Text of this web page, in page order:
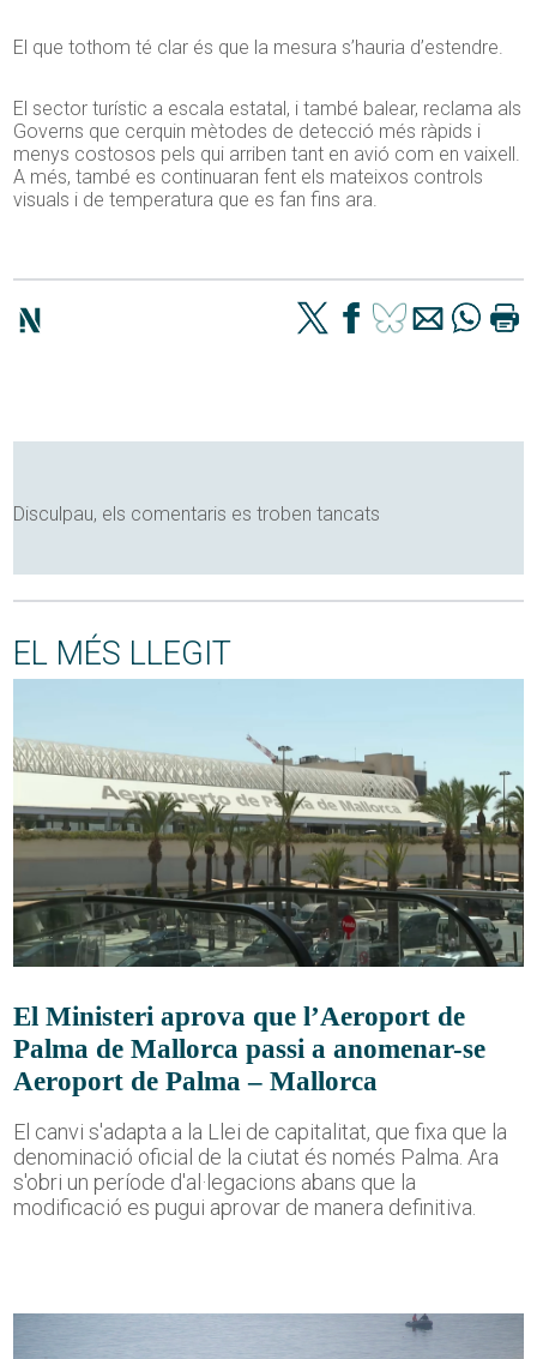
El que tothom té clar és que la mesura s’hauria d’estendre.
El sector turístic a escala estatal, i també balear, reclama als
Governs que cerquin mètodes de detecció més ràpids i
menys costosos pels qui arriben tant en avió com en vaixell.
A més, també es continuaran fent els mateixos controls
visuals i de temperatura que es fan fins ara.
Disculpau, els comentaris es troben tancats
EL MÉS LLEGIT
El Ministeri aprova que l’Aeroport de
Palma de Mallorca passi a anomenar-se
Aeroport de Palma – Mallorca
El canvi s'adapta a la Llei de capitalitat, que fixa que la
denominació oficial de la ciutat és només Palma. Ara
s'obri un període d'al·legacions abans que la
modificació es pugui aprovar de manera definitiva.